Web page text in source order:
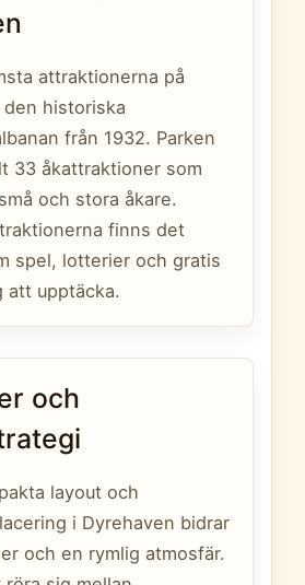
attraktionerna på
historiska
från 1932. Parken
33 åkattraktioner som
och stora åkare.
finns det
spel, lotterier och gratis
att upptäcka.
och
layout och
i Dyrehaven bidrar
och en rymlig atmosfär.